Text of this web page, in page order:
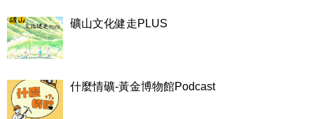
礦山文化健走PLUS
什麼情礦-黃金博物館Podcast